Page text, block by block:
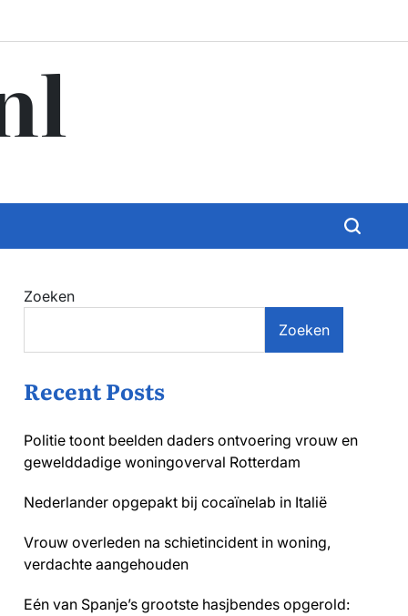
Zoeken
Zoeken
Recent Posts
Politie toont beelden daders ontvoering vrouw en
gewelddadige woningoverval Rotterdam
Nederlander opgepakt bij cocaïnelab in Italië
Vrouw overleden na schietincident in woning,
verdachte aangehouden
Eén van Spanje’s grootste hasjbendes opgerold: